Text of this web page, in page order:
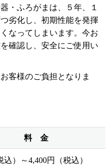
・ふろがまは、５年、１
劣化し、初期性能を発揮
なってしまいます。今お
確認し、安全にご使用い
客様のご負担となりま
料 金
）～4,400円（税込）